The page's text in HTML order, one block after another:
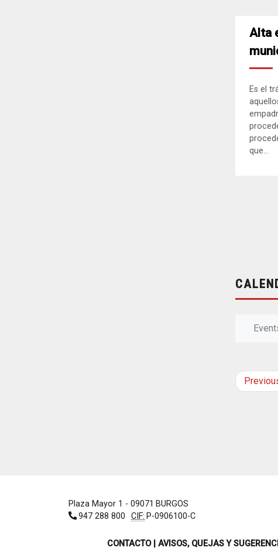
Alta
Es el
que...
Plaza Mayor 1 - 09071 BURGOS
947 288 800
CIF: P-0906100-C
CONTACTO | AVISOS, QUEJAS Y